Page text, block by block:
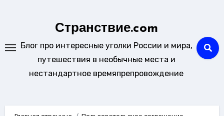
Странствие.com
Блог про интересные уголки России и мира,
путешествия в необычные места и
нестандартное времяпрепровождение